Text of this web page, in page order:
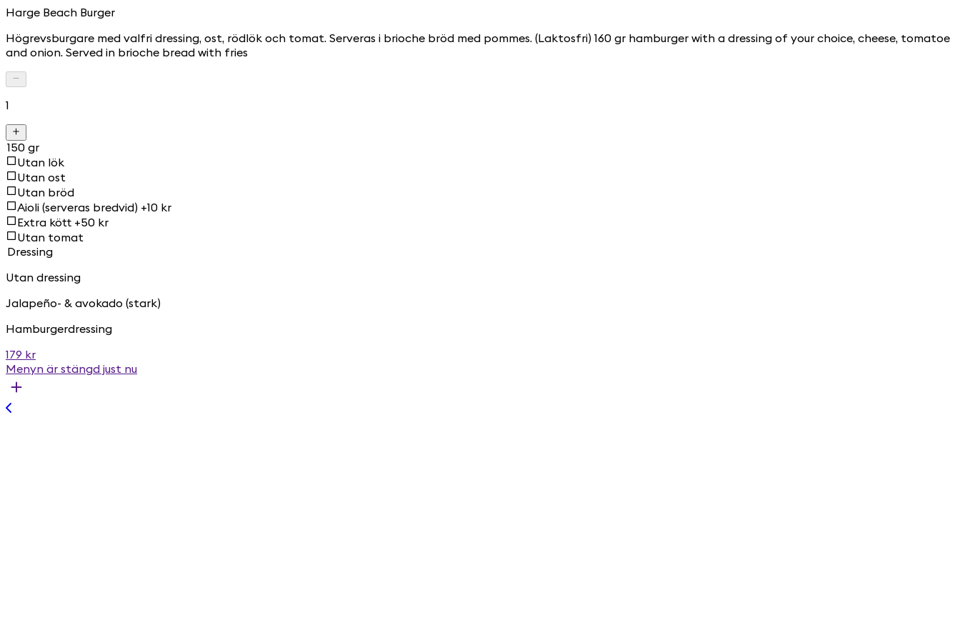
Harge Beach Burger
Högrevsburgare med valfri dressing, ost, rödlök och tomat. Serveras i brioche bröd med pommes. (Laktosfri) 160 gr hamburger with a dressing of your choice, cheese, tomatoe
and onion. Served in brioche bread with fries
1
150 gr
Utan lök
Utan ost
Utan bröd
Aioli (serveras bredvid) +10 kr
Extra kött +50 kr
Utan tomat
Dressing
Utan dressing
Jalapeño- & avokado (stark)
Hamburgerdressing
179 kr
Menyn är stängd just nu